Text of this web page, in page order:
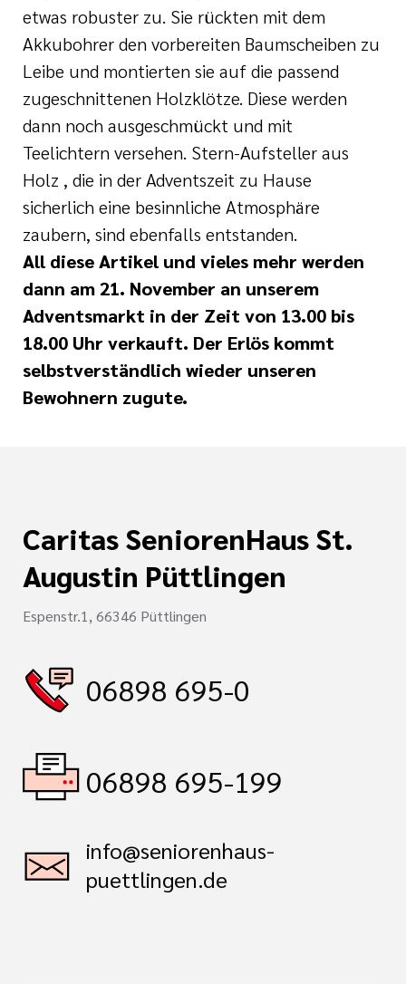
etwas robuster zu. Sie rückten mit dem
Akkubohrer den vorbereiten Baumscheiben zu
Leibe und montierten sie auf die passend
zugeschnittenen Holzklötze. Diese werden
dann noch ausgeschmückt und mit
Teelichtern versehen. Stern-Aufsteller aus
Holz , die in der Adventszeit zu Hause
sicherlich eine besinnliche Atmosphäre
zaubern, sind ebenfalls entstanden.
All diese Artikel und vieles mehr werden
dann am 21. November an unserem
Adventsmarkt in der Zeit von 13.00 bis
18.00 Uhr verkauft. Der Erlös kommt
selbstverständlich wieder unseren
Bewohnern zugute.
Caritas SeniorenHaus St.
Augustin Püttlingen
Espenstr.1, 66346 Püttlingen
06898 695-0
06898 695-199
info@seniorenhaus-
puettlingen.de